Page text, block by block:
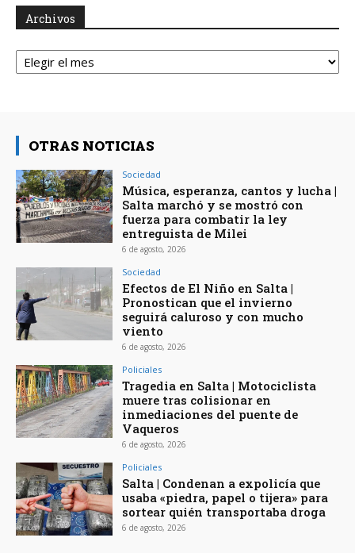
Archivos
Archivos
OTRAS NOTICIAS
Sociedad
Música, esperanza, cantos y lucha |
Salta marchó y se mostró con
fuerza para combatir la ley
entreguista de Milei
6 de agosto, 2026
Sociedad
Efectos de El Niño en Salta |
Pronostican que el invierno
seguirá caluroso y con mucho
viento
6 de agosto, 2026
Policiales
Tragedia en Salta | Motociclista
muere tras colisionar en
inmediaciones del puente de
Vaqueros
6 de agosto, 2026
Policiales
Salta | Condenan a expolicía que
usaba «piedra, papel o tijera» para
sortear quién transportaba droga
6 de agosto, 2026